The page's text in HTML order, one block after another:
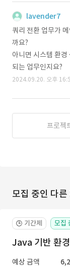
lavender7
쿼리 전환 업무가
까요?
아니면 시스템 환
되는 업무인지요?
2024.09.20. 오후
프로젝
모집 중인 다
🕒 기간제 모집
Java 기반 환
예상 금액